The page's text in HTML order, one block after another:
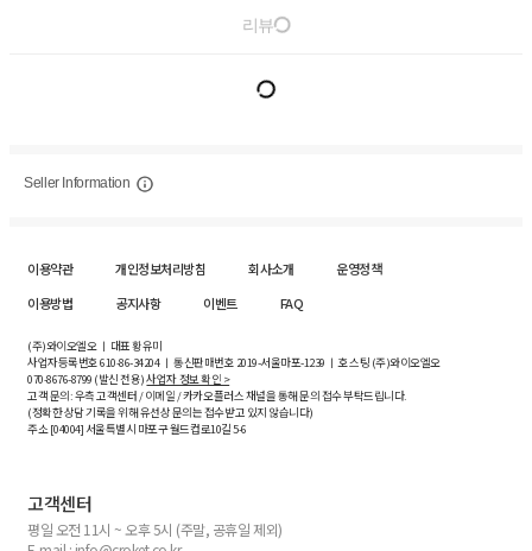
리뷰
Seller Information
이용약관 개인정보처리방침 회사소개
운영정책
이용방법
공지사항 이벤트 FAQ
(주)와이오엘오 ㅣ 대표 황유미
사업자등록번호610-86-34204ㅣ 통신판매번호 2019-서울마포-1239 ㅣ 호스팅 (주)와이오엘오
070-8676-8799 (발신 전용)사업자 정보 확인 >
고객 문의: 우측 고객센터 / 이메일 / 카카오플러스 채널을 통해 문의 접수 부탁드립니다.
(정확한 상담 기록을 위해 유선상 문의는 접수받고 있지 않습니다)
주소 [04004] 서울특별시 마포구 월드컵로10길5-6
고객센터
평일 오전 11시 ~ 오후 5시 (주말, 공휴일 제외)